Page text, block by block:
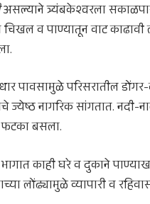
असल्याने त्र्यंबकेश्वरला
व पाण्यातून वाट
पावसामुळे परिसरातील
ज्येष्ठ नागरिक सांगतात.
बसला.
काही घरे व दुकाने
लोंढ्यामुळे व्यापारी व